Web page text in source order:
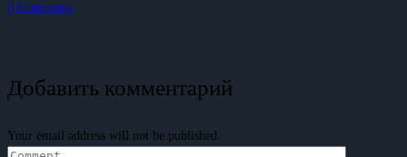
0 Comments
Добавить комментарий
Your email address will not be published.